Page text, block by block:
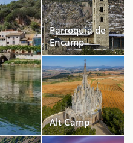
Parroquia de
Encamp
Alt Camp